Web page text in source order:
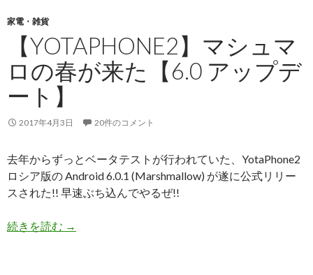
家電・雑貨
【YOTAPHONE2】マシュマ
ロの春が来た【6.0 アップデ
ート】
2017年4月3日 20件のコメント
去年からずっとベータテストが行われていた、YotaPhone2
ロシア版の Android 6.0.1 (Marshmallow) が遂に公式リリー
スされた!! 早速ぶち込んでやるぜ!!
続きを読む 【YotaPhone2】マシュマロの春が来た【6.0 アッ
→